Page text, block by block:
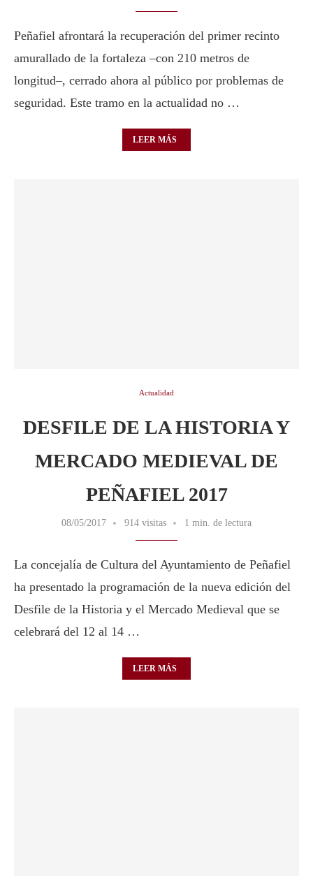
Peñafiel afrontará la recuperación del primer recinto
amurallado de la fortaleza –con 210 metros de
longitud–, cerrado ahora al público por problemas de
seguridad. Este tramo en la actualidad no …
LEER MÁS
Actualidad
DESFILE DE LA HISTORIA Y
MERCADO MEDIEVAL DE
PEÑAFIEL 2017
08/05/2017 914 visitas 1 min. de lectura
La concejalía de Cultura del Ayuntamiento de Peñafiel
ha presentado la programación de la nueva edición del
Desfile de la Historia y el Mercado Medieval que se
celebrará del 12 al 14 …
LEER MÁS